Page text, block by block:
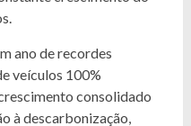
ano de recordes
veículos 100%
consolidado
à descarbonização,